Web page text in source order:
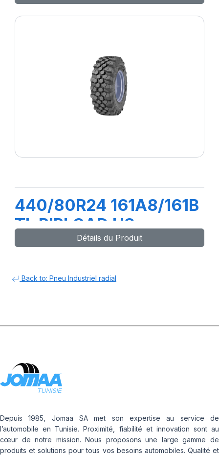
440/80R24 161A8/161B
TL BIBLOAD HS
Détails du Produit
Back to: Pneu Industriel radial
Depuis 1985, Jomaa SA met son expertise au service de
l’automobile en Tunisie. Proximité, fiabilité et innovation sont au
cœur de notre mission. Nous proposons une large gamme de
produits et solutions pour tous vos besoins automobiles. Qualité et